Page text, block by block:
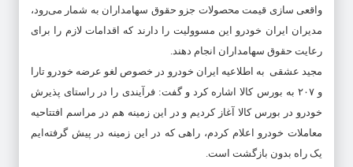
واقعی سازی قیمت محصولات جزو حقوق سهامداران به شمار می‌رود،
مدیران ایران خودرو این مسوولیت را دارند که اقدامات لازم را برای
رعایت حقوق سهامداران انجام دهند.
مجید عشقی به اطلاعیه ایران خودرو در خصوص لغو عرضه خودرو تارا
و ٢٠٧ به بورس کالا اشاره کرد و گفت: فرآیندی را در راستای پذیرش
خودرو در بورس کالا آغاز کردیم و در این زمینه هم در مراسم افتتاحیه
معاملات خودرو اعلام کردم، راهی که در این زمینه در پیش گرفته‌ایم
یک راه بدون بازگشت است.